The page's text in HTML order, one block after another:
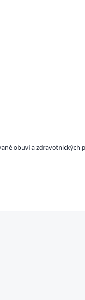
obuvi a zdravotnických